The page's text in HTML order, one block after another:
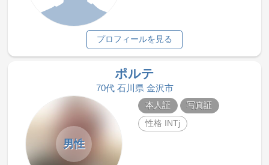
プロフィールを見る
ポルテ
70代 石川県 金沢市
男性
本人証
写真証
性格 INTj